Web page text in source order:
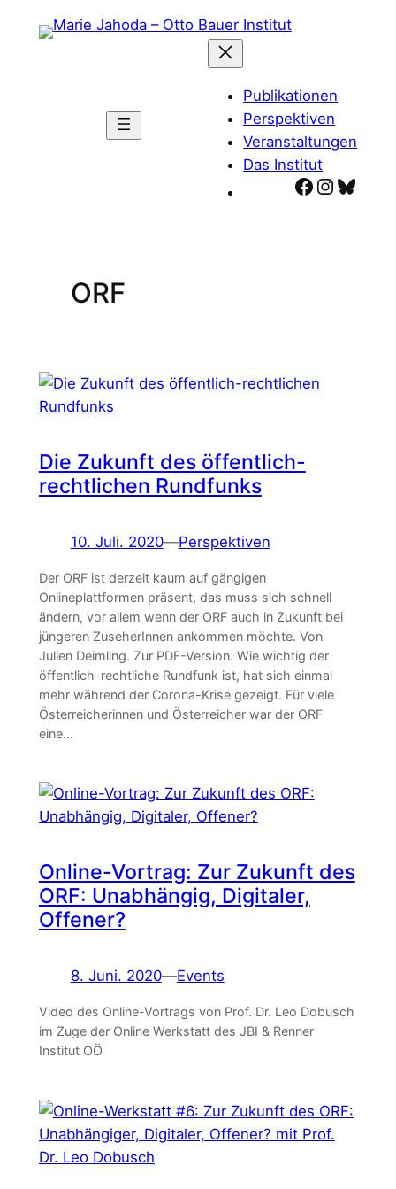
Inhalt
Publikationen
Perspektiven
Veranstaltungen
Das Institut
Facebook
ORF
Die Zukunft des öffentlich-
rechtlichen Rundfunks
10. Juli. 2020—Perspektiven
Der ORF ist derzeit kaum auf gängigen
Onlineplattformen präsent, das muss sich schnell
ändern, vor allem wenn der ORF auch in Zukunft bei
jüngeren ZuseherInnen ankommen möchte. Von
Julien Deimling. Zur PDF-Version. Wie wichtig der
öffentlich-rechtliche Rundfunk ist, hat sich einmal
mehr während der Corona-Krise gezeigt. Für viele
Österreicherinnen und Österreicher war der ORF
eine…
Online-Vortrag: Zur Zukunft des
ORF: Unabhängig, Digitaler,
Offener?
8. Juni. 2020—Events
Video des Online-Vortrags von Prof. Dr. Leo Dobusch
im Zuge der Online Werkstatt des JBI & Renner
Institut OÖ